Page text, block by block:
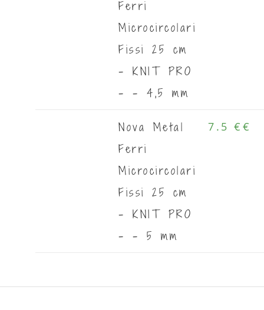
Ferri
Microcircolari
Fissi 25 cm
- KNIT PRO
- - 4,5 mm
Nova Metal
Ferri
Microcircolari
Fissi 25 cm
- KNIT PRO
- - 5 mm
7.5 € €